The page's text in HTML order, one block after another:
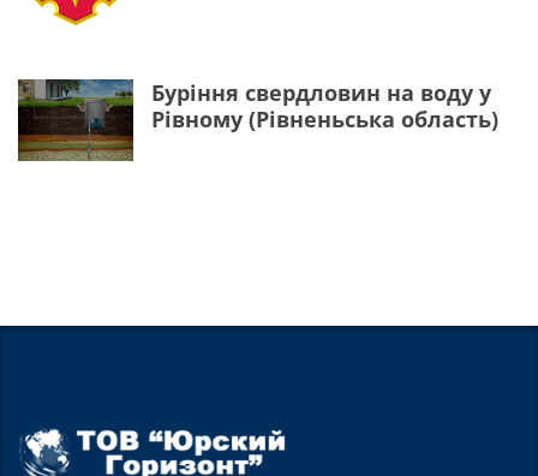
Буріння свердловин на воду у
Рівному (Рівненьська область)